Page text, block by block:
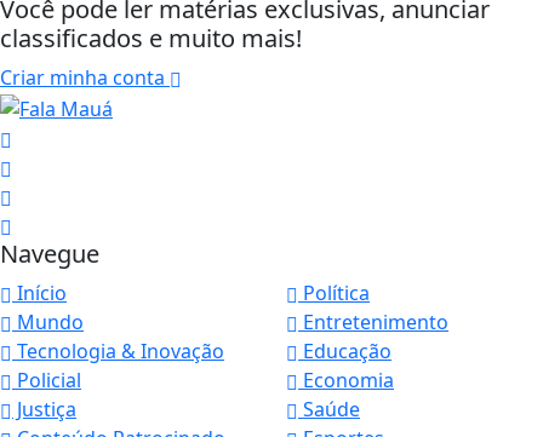
Você pode ler matérias exclusivas, anunciar
classificados e muito mais!
Criar minha conta
Navegue
Início
Política
Mundo
Entretenimento
Tecnologia & Inovação
Educação
Policial
Economia
Justiça
Saúde